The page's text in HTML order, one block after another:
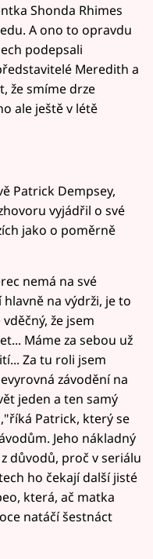
Shonda Rhimes
A ono to opravdu
podepsali
Meredith a
že smíme drze
ale ještě v létě
Patrick Dempsey,
vyjádřil o své
jako o poměrně
nemá na své
hlavně na výdrži, je to
že jsem
Máme za sebou už
Za tu roli jsem
závodění na
jeden a ten samý
Patrick, který se
Jeho nákladný
důvodů, proč v seriálu
ho čekají další jisté
která, ač matka
natáčí šestnáct